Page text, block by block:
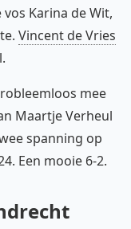
Karina de Wit,
Vincent de Vries
mee
Maartje Verheul
spanning op
Een mooie 6-2.